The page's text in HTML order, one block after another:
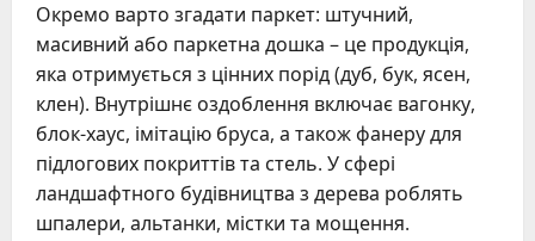
Окремо варто згадати паркет: штучний,
масивний або паркетна дошка – це продукція,
яка отримується з цінних порід (дуб, бук, ясен,
клен). Внутрішнє оздоблення включає вагонку,
блок-хаус, імітацію бруса, а також фанеру для
підлогових покриттів та стель. У сфері
ландшафтного будівництва з дерева роблять
шпалери, альтанки, містки та мощення.